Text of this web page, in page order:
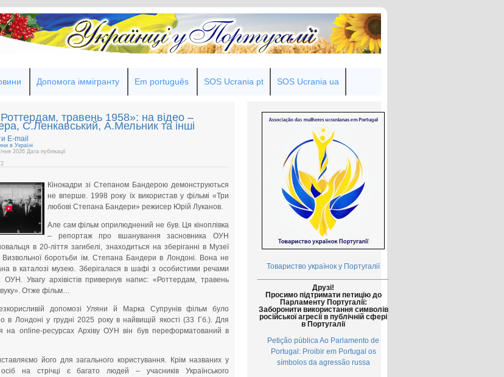
Допомога іммігранту Em português SOS Ucrania pt SOS Ucrania ua
травень 1958»: на відео –
С.Ленкавський, А.Мельник та інші
E-mail
в Україні
2026 Дата публікації
Кінокадри зі Степаном Бандерою демонструються
не вперше. 1998 року їх використав у фільмі «Три
любові Степана Бандери» режисер Юрій Луканов.
Але сам фільм оприлюднений не був. Ця кіноплівка
– репортаж про вшанування засновника ОУН
в 20-ліття загибелі, знаходиться на зберіганні в Музеї
Визвольної боротьби ім. Степана Бандери в Лондоні. Вона не
в каталозі музею. Зберігалася в шафі з особистими речами
ОУН. Увагу архівістів привернув напис: «Роттердам, травень
Отже фільм…
допомозі Уляни й Марка Супрунів фільм було
в Лондоні у грудні 2025 року в найвищій якості (33 Гб.). Для
на online-ресурсах Архіву ОУН він був переформатований в
його для загального користування. Крім названих у
осіб на стрічці є багато людей – учасників Українського
Товариство українок у Португалії
Друзі!
Просимо підтримати петицію до
Парламенту Португалії:
Заборонити використання символів
російської агресії в публічній сфері
в Португалії
Petição pública Ao Parlamento de
Portugal: Proibir em Portugal os
símbolos da agressão russa